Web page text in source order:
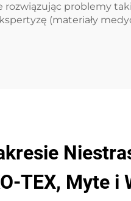
problemy
(materiały
TEX, Myte i